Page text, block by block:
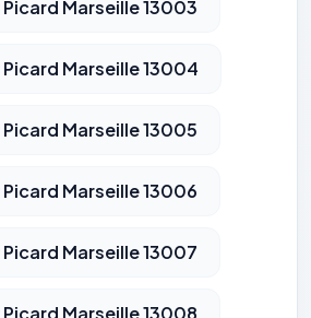
Marseille 13003
Marseille 13004
Marseille 13005
Marseille 13006
Marseille 13007